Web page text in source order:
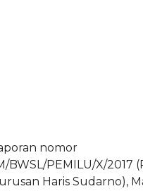
nomor
BWSL/PEMILU/X/2017
Haris Sudarno),